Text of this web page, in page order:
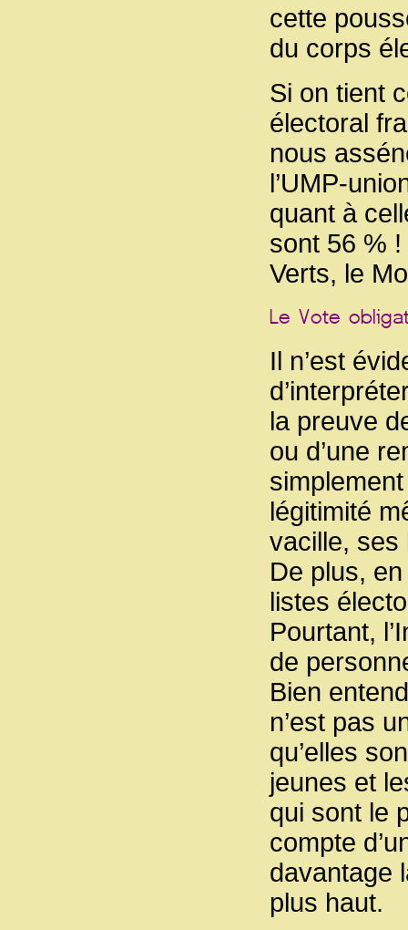
cette
du corps
Si on tient
électoral
nous
l’UMP-
quant à
sont 56 %
Verts, le
Il n’est
la preuve
ou d’une
légitimité
vacille, ses
De plus,
listes
Pourtant,
de
Bien
n’est pas
qu’elles
jeunes et
qui sont le
compte
davantage
plus haut.